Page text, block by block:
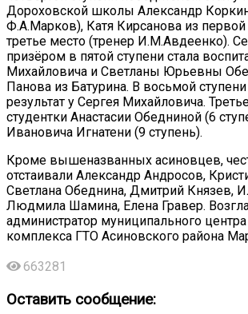
Дороховской школы Александр
Ф.А.Марков), Катя Кирсанова из
третье место (тренер И.М.Авдеенко).
призёром в пятой ступени стала
Михайловича и Светланы Юрьевны
Панова из Батурина. В восьмой
результат у Сергея Михайловича.
студентки Анастасии Обедниной (6
Ивановича Игнатени (9 ступень).
Кроме вышеназванных асиновцев,
отстаивали Александр Андросов,
Светлана Обеднина, Дмитрий Князев,
Людмила Шамина, Елена Гравер.
администратор муниципального центра
комплекса ГТО Асиновского района
663281
Оставить сообщение: